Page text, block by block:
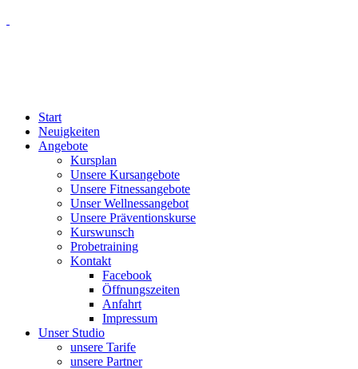
Start
Neuigkeiten
Angebote
Kursplan
Unsere Kursangebote
Unsere Fitnessangebote
Unser Wellnessangebot
Unsere Präventionskurse
Kurswunsch
Probetraining
Kontakt
Facebook
Öffnungszeiten
Anfahrt
Impressum
Unser Studio
unsere Tarife
unsere Partner